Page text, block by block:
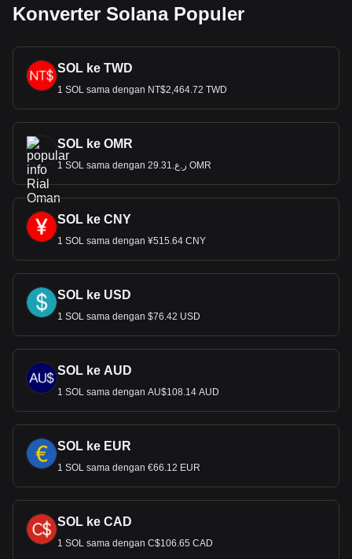
Konverter Solana Populer
SOL ke TWD
1 SOL sama dengan NT$2,464.72 TWD
SOL ke OMR
1 SOL sama dengan ر.ع.29.31 OMR
SOL ke CNY
1 SOL sama dengan ¥515.64 CNY
SOL ke USD
1 SOL sama dengan $76.42 USD
SOL ke AUD
1 SOL sama dengan AU$108.14 AUD
SOL ke EUR
1 SOL sama dengan €66.12 EUR
SOL ke CAD
1 SOL sama dengan C$106.65 CAD